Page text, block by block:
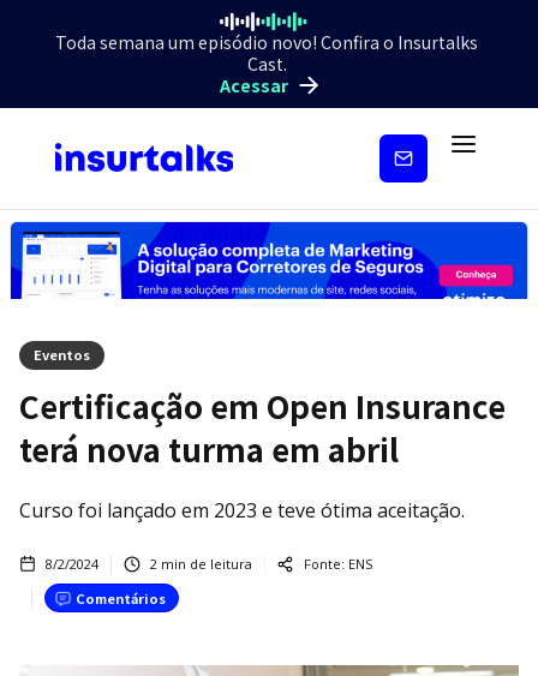
Toda semana um episódio novo! Confira o Insurtalks
Cast.
Acessar
Inscreva-
Eventos
Certificação em Open Insurance
terá nova turma em abril
Curso foi lançado em 2023 e teve ótima aceitação.
8/2/2024 2 min de leitura Fonte: ENS
Comentários